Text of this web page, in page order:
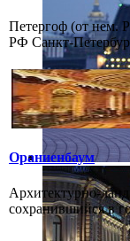
Петергоф (от нем.
РФ Санкт-
Ораниенбаум
Архитектурно-
сохранившийся в